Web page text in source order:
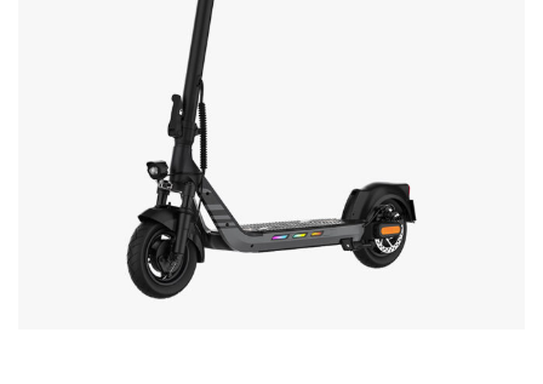
Suchbegriff eingeben & Enter klicken